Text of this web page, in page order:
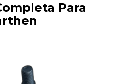
Para